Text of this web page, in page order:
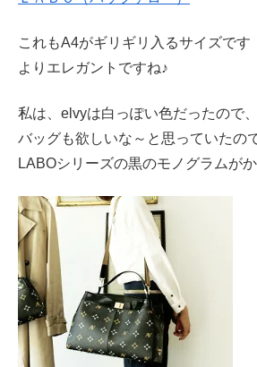
これもA4がギリギリ入るサイズです
よりエレガントですね♪
私は、elvyは白っぽい色だったので
バッグも欲しいな～と思っていたの
LABOシリーズの黒のモノグラムが